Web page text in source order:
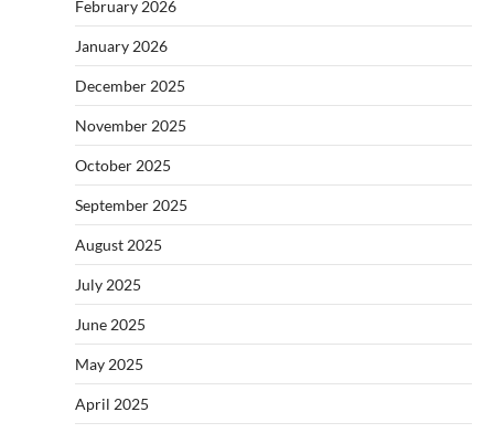
February 2026
January 2026
December 2025
November 2025
October 2025
September 2025
August 2025
July 2025
June 2025
May 2025
April 2025